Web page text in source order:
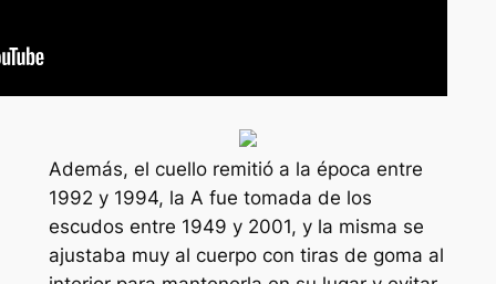
Además, el cuello remitió a la época entre
1992 y 1994, la A fue tomada de los
escudos entre 1949 y 2001, y la misma se
ajustaba muy al cuerpo con tiras de goma al